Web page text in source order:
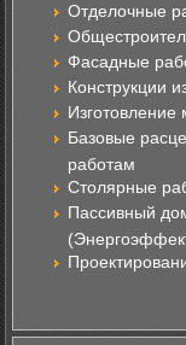
Отделочные
Фасадные
Конструкции
Изготовление
Базовые
работам
Столярные
Пассивный